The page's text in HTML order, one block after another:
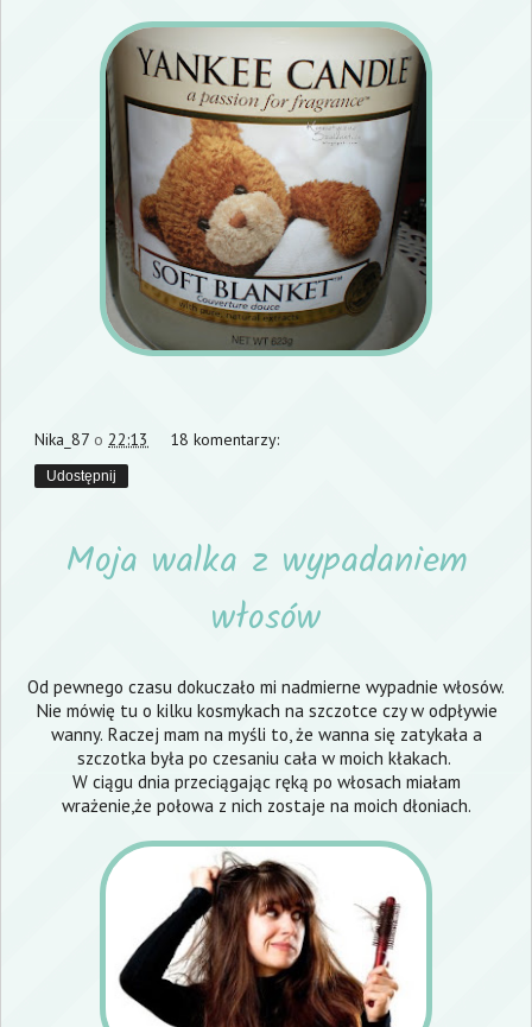
Nika_87 o 22:13 18 komentarzy:
Udostępnij
Moja walka z wypadaniem
włosów
Od pewnego czasu dokuczało mi nadmierne wypadnie włosów.
Nie mówię tu o kilku kosmykach na szczotce czy w odpływie
wanny. Raczej mam na myśli to, że wanna się zatykała a
szczotka była po czesaniu cała w moich kłakach.
W ciągu dnia przeciągając ręką po włosach miałam
wrażenie,że połowa z nich zostaje na moich dłoniach.